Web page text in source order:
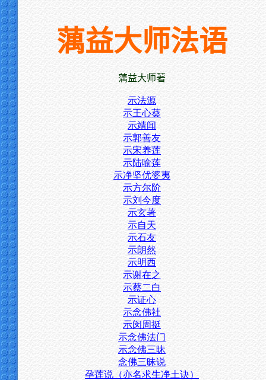
蕅益大师法语
蕅益大师著
示法源
示王心葵
示靖闻
示郭善友
示宋养莲
示陆喻莲
示净坚优婆夷
示方尔阶
示刘今度
示玄著
示自天
示石友
示朗然
示明西
示谢在之
示蔡二白
示证心
示念佛社
示闵周挺
示念佛法门
示念佛三昧
念佛三昧说
孕莲说（亦名求生净土诀）